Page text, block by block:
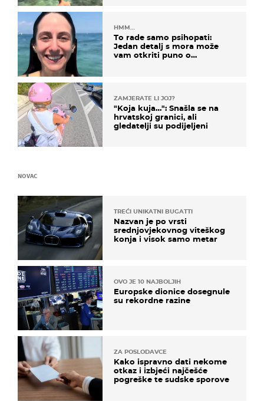
HMM…
To rade samo psihopati:
Jedan detalj s mora može
vam otkriti puno o
ZAMJERATE LI JOJ?
"Koja kuja…": Snašla se na
hrvatskoj granici, ali
gledatelji su podijeljeni
NOVAC
TREĆI UNIKATNI BUGATTI
Nazvan je po vrsti
srednjovjekovnog viteškog
konja i visok samo metar
OVO JE 10 NAJBOLJIH
Europske dionice dosegnule
su rekordne razine
ZA POSLODAVCE
Kako ispravno dati nekome
otkaz i izbjeći najčešće
pogreške te sudske sporove